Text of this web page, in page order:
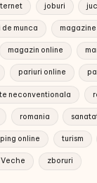
joburi
de munca magazine
magazin online
pariuri online
neconventionala
romania
online turism
zboruri